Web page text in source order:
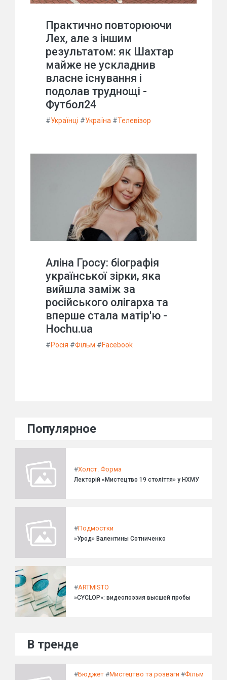
Практично повторюючи
Лех, але з іншим
результатом: як Шахтар
майже не ускладнив
власне існування і
подолав труднощі -
Футбол24
#Українці #Україна #Телевізор
Аліна Гросу: біографія
української зірки, яка
вийшла заміж за
російського олігарха та
вперше стала матір'ю -
Hochu.ua
#Росія #Фільм #Facebook
Популярное
#Холст. Форма
Лекторій «Мистецтво 19 століття» у НХМУ
#Подмостки
»Урод» Валентины Сотниченко
#ARTMISTO
»CYCLOP»: видеопоэзия высшей пробы
В тренде
#Бюджет #Мистецтво та розваги #Фільм